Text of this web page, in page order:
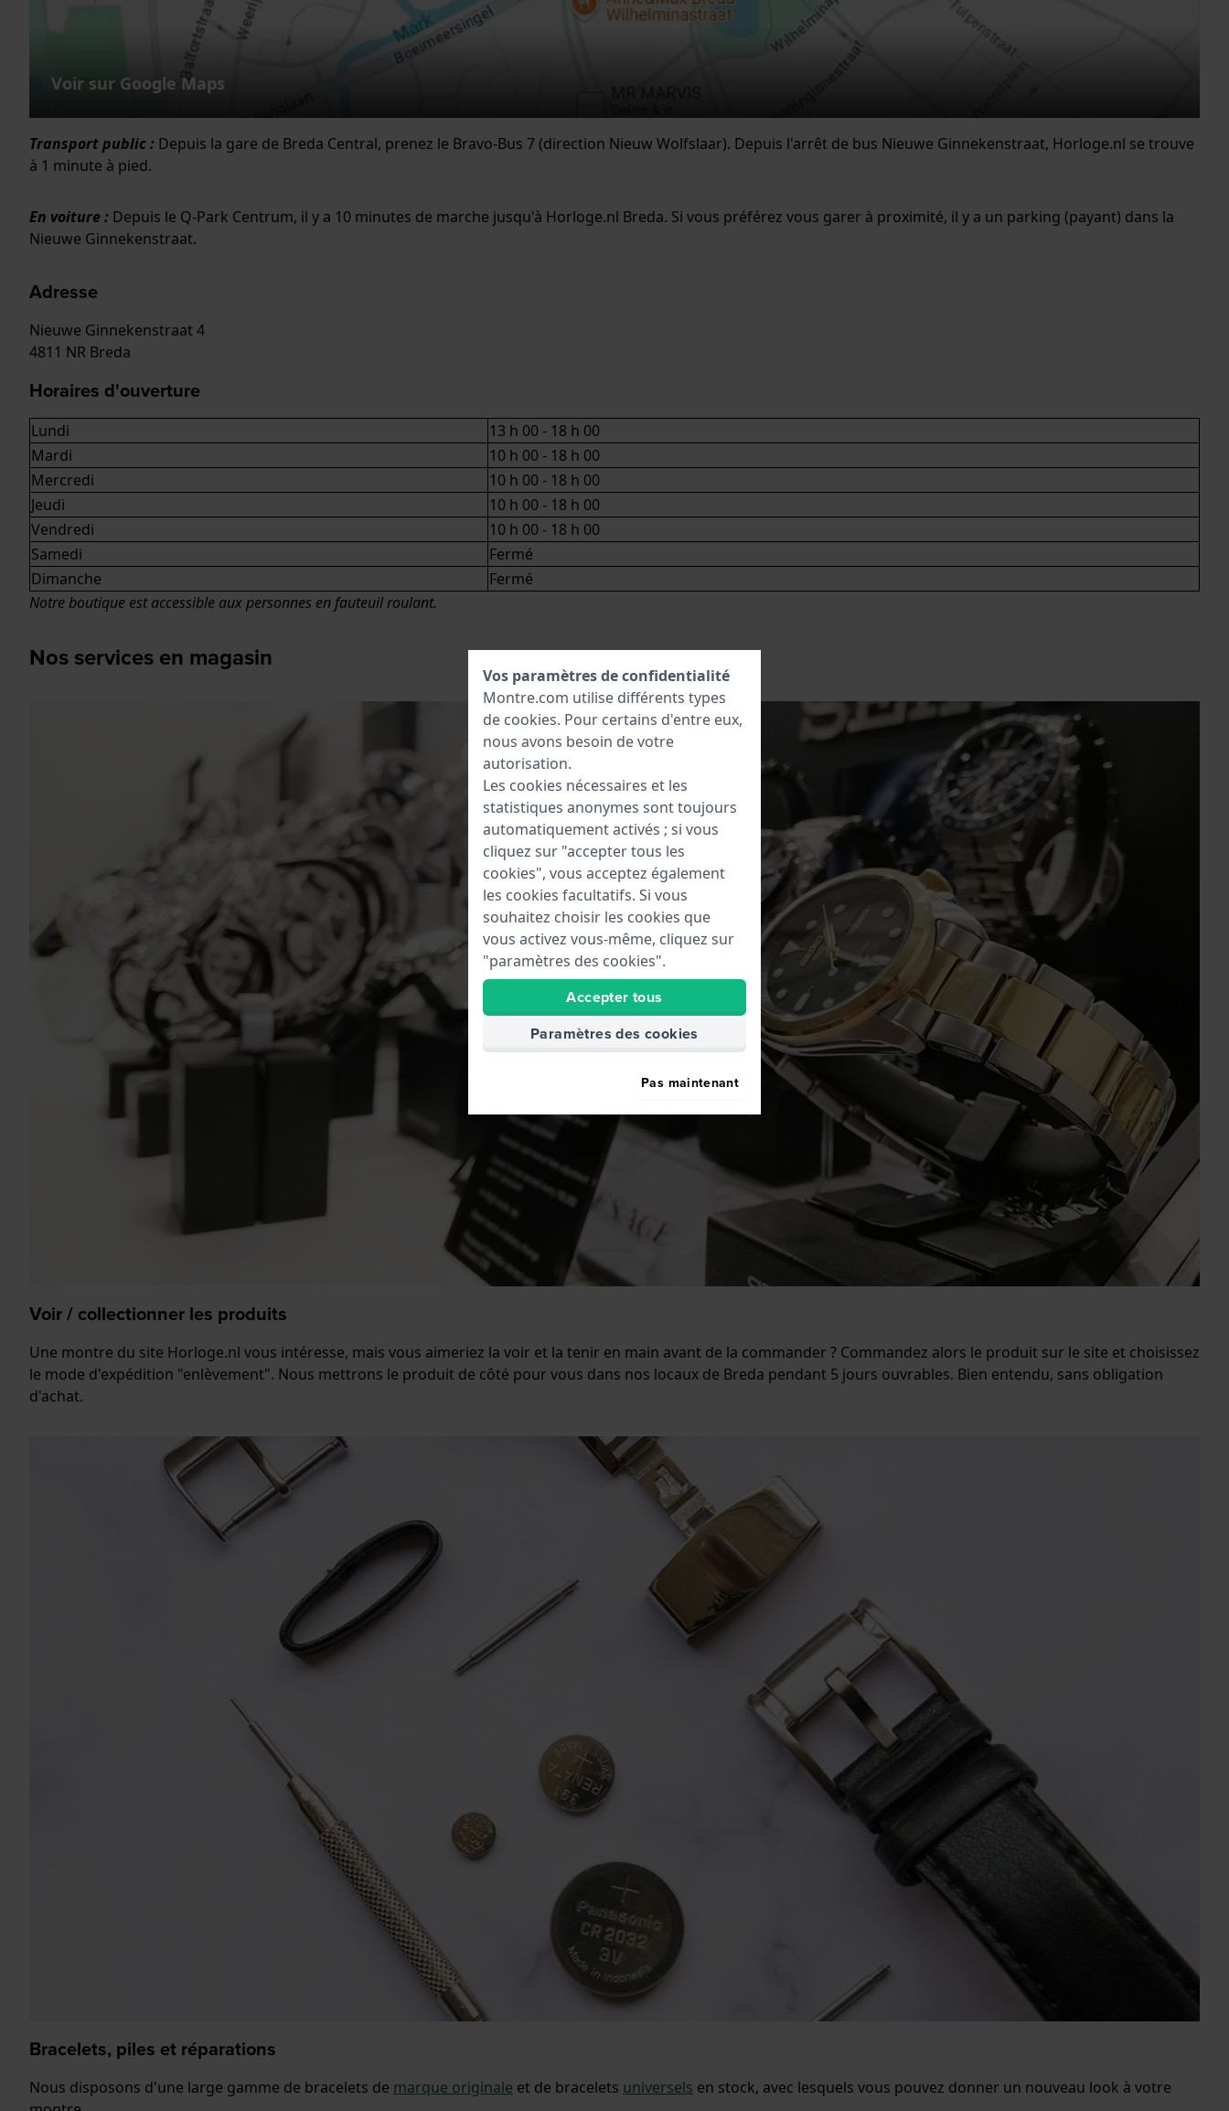
Voir sur Google Maps
Transport public : Depuis la gare de Breda Central, prenez le Bravo-Bus 7 (direction Nieuw Wolfslaar). Depuis l'arrêt de bus Nieuwe Ginnekenstraat, Horloge.nl se trouve
à 1 minute à pied.
En voiture : Depuis le Q-Park Centrum, il y a 10 minutes de marche jusqu'à Horloge.nl Breda. Si vous préférez vous garer à proximité, il y a un parking (payant) dans la
Nieuwe Ginnekenstraat.
Adresse
Nieuwe Ginnekenstraat 4
4811 NR Breda
Horaires d'ouverture
Lundi
13 h 00 - 18 h 00
Mardi
10 h 00 - 18 h 00
Mercredi
10 h 00 - 18 h 00
Jeudi
10 h 00 - 18 h 00
Vendredi
10 h 00 - 18 h 00
Samedi
Fermé
Dimanche
Fermé
Notre boutique est accessible aux personnes en fauteuil roulant.
Nos services en magasin
Voir / collectionner les produits
Une montre du site Horloge.nl vous intéresse, mais vous aimeriez la voir et la tenir en main avant de la commander ? Commandez alors le produit sur le site et choisissez
le mode d'expédition "enlèvement". Nous mettrons le produit de côté pour vous dans nos locaux de Breda pendant 5 jours ouvrables. Bien entendu, sans obligation
d'achat.
Bracelets, piles et réparations
Nous disposons d'une large gamme de bracelets de marque originale et de bracelets universels en stock, avec lesquels vous pouvez donner un nouveau look à votre
Vos paramètres de confidentialité
Montre.com utilise différents types
de cookies. Pour certains d'entre eux,
nous avons besoin de votre
autorisation.
Les cookies nécessaires et les
statistiques anonymes sont toujours
automatiquement activés ; si vous
cliquez sur "accepter tous les
cookies", vous acceptez également
les cookies facultatifs. Si vous
souhaitez choisir les cookies que
vous activez vous-même, cliquez sur
"paramètres des cookies".
Accepter tous
Paramètres des cookies
Pas maintenant